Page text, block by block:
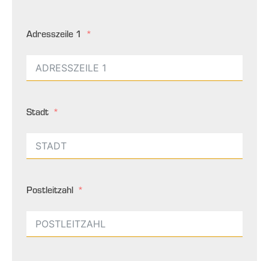
Adresszeile 1
Stadt
Postleitzahl